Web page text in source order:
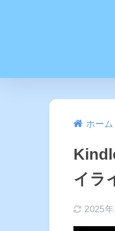
ホーム
イラ
2025